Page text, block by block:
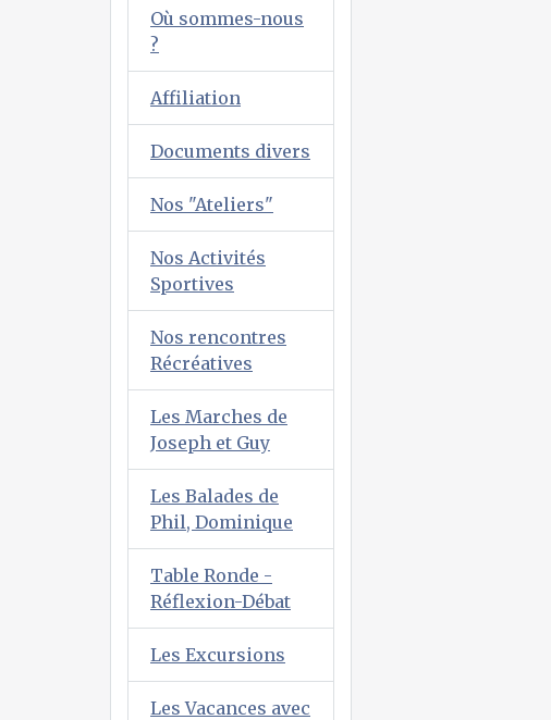
Où sommes-nous
?
Affiliation
Documents divers
Nos "Ateliers"
Nos Activités
Sportives
Nos rencontres
Récréatives
Les Marches de
Joseph et Guy
Les Balades de
Phil, Dominique
Table Ronde -
Réflexion-Débat
Les Excursions
Les Vacances avec